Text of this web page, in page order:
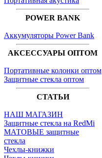
POWER BANK
Аккумуляторы Power Bank
АКСЕССУАРЫ ОПТОМ
Портативные колонки оптом
Защитные стекла оптом
СТАТЬИ
НАШ МАГАЗИН
Защитные стекла на RedMi
МАТОВЫЕ защитные
стекла
Чехлы-книжки